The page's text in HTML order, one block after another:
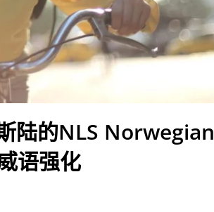
陆的NLS Norwegian
语强化